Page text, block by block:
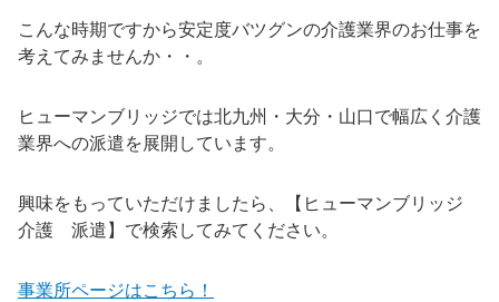
こんな時期ですから安定度バツグンの介護業界のお仕事を
考えてみませんか・・。
ヒューマンブリッジでは北九州・大分・山口で幅広く介護
業界への派遣を展開しています。
興味をもっていただけましたら、【ヒューマンブリッジ
介護 派遣】で検索してみてください。
事業所ページはこちら！